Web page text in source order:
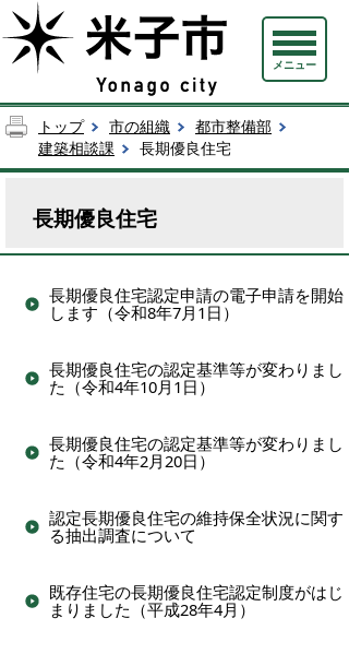
メニュー
トップ 市の組織
都市整備部
建築相談課
長期優良住宅
長期優良住宅
長期優良住宅認定申請の電子申請を開始
します（令和8年7月1日）
長期優良住宅の認定基準等が変わりまし
た（令和4年10月1日）
長期優良住宅の認定基準等が変わりまし
た（令和4年2月20日）
認定長期優良住宅の維持保全状況に関す
る抽出調査について
既存住宅の長期優良住宅認定制度がはじ
まりました（平成28年4月）